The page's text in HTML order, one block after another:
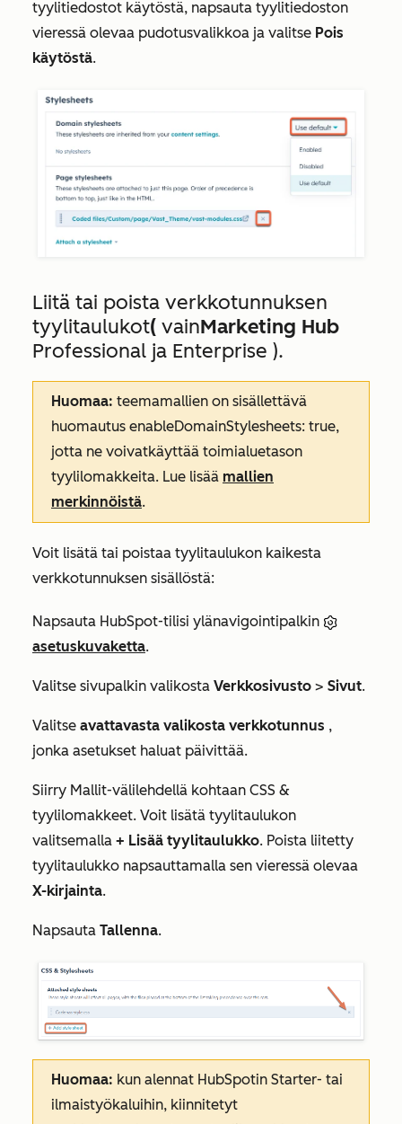
tyylitiedostot käytöstä, napsauta tyylitiedoston
vieressä olevaa pudotusvalikkoa ja valitse Pois
käytöstä.
Liitä tai poista verkkotunnuksen
tyylitaulukot( vainMarketing Hub
Professional ja Enterprise ).
Huomaa: teemamallien on sisällettävä
huomautus enableDomainStylesheets: true,
jotta ne voivatkäyttää toimialuetason
tyylilomakkeita. Lue lisää mallien
merkinnöistä.
Voit lisätä tai poistaa tyylitaulukon kaikesta
verkkotunnuksen sisällöstä:
Napsauta HubSpot-tilisi ylänavigointipalkin
asetuskuvaketta.
Valitse sivupalkin valikosta Verkkosivusto > Sivut.
Valitse avattavasta valikosta verkkotunnus ,
jonka asetukset haluat päivittää.
Siirry Mallit-välilehdellä kohtaan CSS &
tyylilomakkeet. Voit lisätä tyylitaulukon
valitsemalla + Lisää tyylitaulukko. Poista liitetty
tyylitaulukko napsauttamalla sen vieressä olevaa
X-kirjainta.
Napsauta Tallenna.
Huomaa: kun alennat HubSpotin Starter- tai
ilmaistyökaluihin, kiinnitetyt